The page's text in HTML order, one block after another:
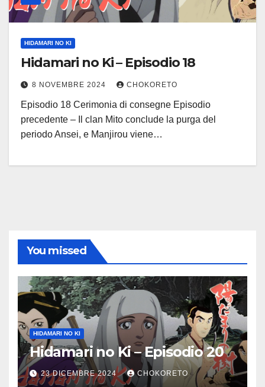
HIDAMARI NO KI
Hidamari no Ki – Episodio 18
8 NOVEMBRE 2024 CHOKORETO
Episodio 18 Cerimonia di consegne Episodio
precedente – Il clan Mito conclude la purga del
periodo Ansei, e Manjirou viene…
You missed
HIDAMARI NO KI
Hidamari no Ki – Episodio 20
23 DICEMBRE 2024 CHOKORETO